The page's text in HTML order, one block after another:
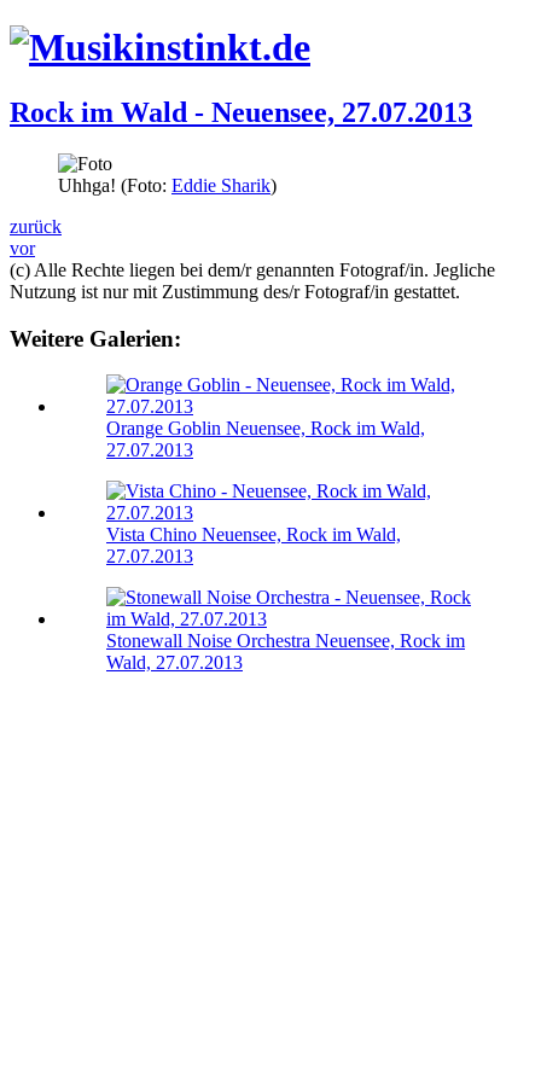
Rock im Wald - Neuensee, 27.07.2013
Uhhga! (Foto: Eddie Sharik)
zurück
vor
(c) Alle Rechte liegen bei dem/r genannten Fotograf/in. Jegliche
Nutzung ist nur mit Zustimmung des/r Fotograf/in gestattet.
Weitere Galerien:
Orange Goblin Neuensee, Rock im Wald,
27.07.2013
Vista Chino Neuensee, Rock im Wald,
27.07.2013
Stonewall Noise Orchestra Neuensee, Rock im
Wald, 27.07.2013